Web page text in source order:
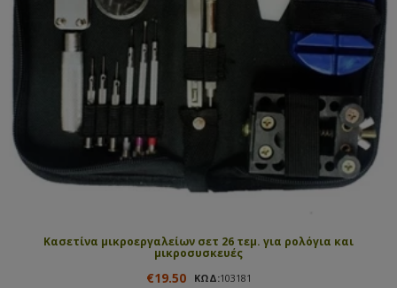
Κασετίνα μικροεργαλείων σετ 26 τεμ. για ρολόγια και
μικροσυσκευές
€19.50 ΚΩΔ:103181